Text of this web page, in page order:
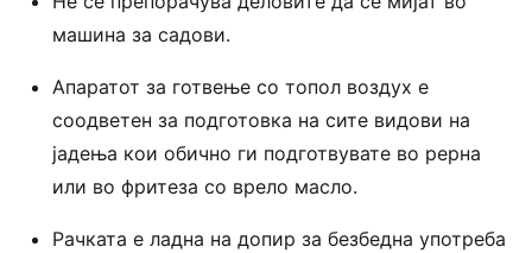
машина за садови.
Aпаратот за готвење со топол воздух е
соодветен за подготовка на сите видови на
јадења кои обично ги подготвувате во рерна
или во фритеза со врело масло.
Рачката е ладна на допир за безбедна употреба